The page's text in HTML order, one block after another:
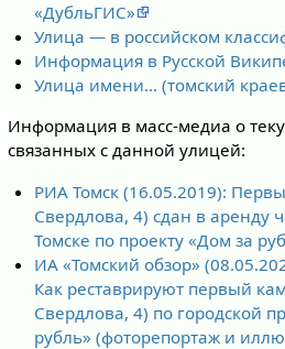
«ДубльГИС»
Улица — в российском
Информация в Русской
Улица имени… (томский
Информация в масс-медиа о
связанных с данной улицей:
РИА Томск (16.05.2019):
Свердлова, 4) сдан в аренду
Томске по проекту «Дом за
ИА «Томский обзор»
Как реставрируют первый
Свердлова, 4) по городской
рубль» (фоторепортаж и